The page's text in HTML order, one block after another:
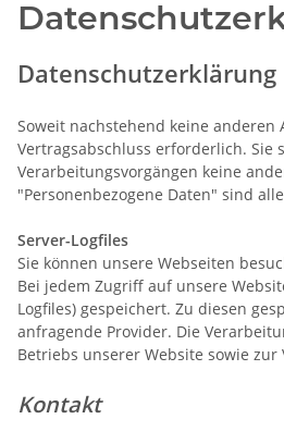
Datenschutzerklärung
Soweit nachstehend keine
Vertragsabschluss erforderlich.
Verarbeitungsvorgängen keine
"Personenbezogene Daten" sind
Server-Logfiles
Sie können unsere Webseiten
Bei jedem Zugriff auf unsere
Logfiles) gespeichert. Zu diesen
anfragende Provider. Die
Betriebs unserer Website sowie
Kontakt